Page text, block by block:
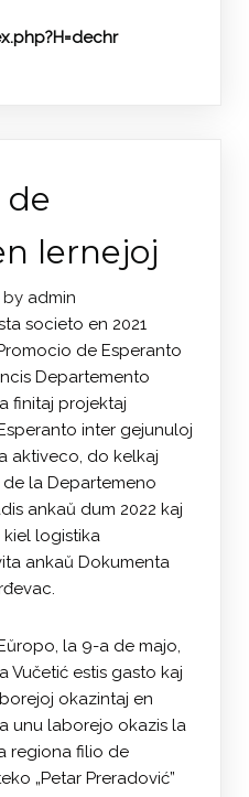
de
lernejoj
by admin
societo en 2021
de Esperanto
Departemento
finitaj projektaj
inter gejunuloj
aktiveco, do kelkaj
la Departemeno
ankaŭ dum 2022 kaj
kiel logistika
ankaŭ Dokumenta
la 9-a de majo,
Vučetić estis gasto kaj
okazintaj en
unu laborejo okazis la
regiona filio de
„Petar Preradović”